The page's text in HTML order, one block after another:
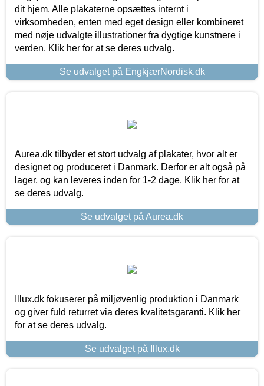
dit hjem. Alle plakaterne opsættes internt i
virksomheden, enten med eget design eller kombineret
med nøje udvalgte illustrationer fra dygtige kunstnere i
verden. Klik her for at se deres udvalg.
Se udvalget på EngkjærNordisk.dk
Aurea.dk tilbyder et stort udvalg af plakater, hvor alt er
designet og produceret i Danmark. Derfor er alt også på
lager, og kan leveres inden for 1-2 dage. Klik her for at
se deres udvalg.
Se udvalget på Aurea.dk
Illux.dk fokuserer på miljøvenlig produktion i Danmark
og giver fuld returret via deres kvalitetsgaranti. Klik her
for at se deres udvalg.
Se udvalget på Illux.dk